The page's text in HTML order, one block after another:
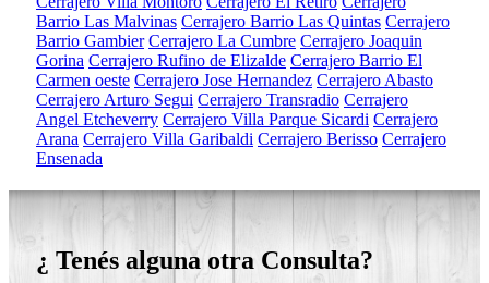
Barrio Las Malvinas Cerrajero Barrio Las Quintas Cerrajero
Barrio Gambier Cerrajero La Cumbre Cerrajero Joaquin
Gorina Cerrajero Rufino de Elizalde Cerrajero Barrio El
Carmen oeste Cerrajero Jose Hernandez Cerrajero Abasto
Cerrajero Arturo Segui Cerrajero Transradio Cerrajero
Angel Etcheverry Cerrajero Villa Parque Sicardi Cerrajero
Arana Cerrajero Villa Garibaldi Cerrajero Berisso Cerrajero
Ensenada
¿ Tenés alguna otra Consulta?